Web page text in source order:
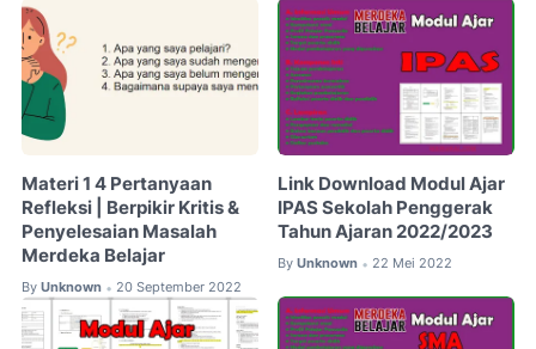
Materi 1 4 Pertanyaan
Refleksi | Berpikir Kritis &
Penyelesaian Masalah
Merdeka Belajar
By Unknown • 20 September 2022
Link Download Modul Ajar
IPAS Sekolah Penggerak
Tahun Ajaran 2022/2023
By Unknown • 22 Mei 2022